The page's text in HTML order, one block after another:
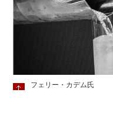
フェリー・カデム氏